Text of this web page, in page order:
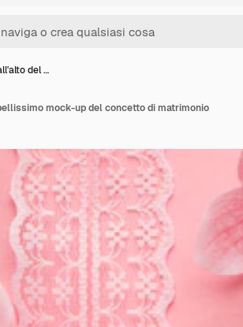
del …
mock-up del concetto di matrimonio